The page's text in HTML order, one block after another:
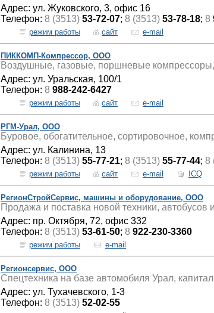
Адрес: ул. Жуковского, 3, офис 16
Телефон: 8 (3513) 53-72-07; 8 (3513) 53-78-18; 8
режим работы сайт e-mail
ПИККОМП-Компрессор, ООО
Воздушные, газовые, поршневые
Адрес: ул. Уральская, 100/1
Телефон: 8 988-242-6427
режим работы сайт e-mail
РГМ-Урал, ООО
Буровое, обогатительное, сортировочное,
Адрес: ул. Калинина, 13
Телефон: 8 (3513) 55-77-21; 8 (3513) 55-77-44; 8
режим работы сайт e-mail ICQ
РегионСтройСервис, машины и оборудование, ООО
Продажа и поставка новой техники, автобусов
Адрес: пр. Октября, 72, офис 332
Телефон: 8 (3513) 53-61-50; 8 922-230-3360
режим работы e-mail
Регионсервис, ООО
Спецтехника на базе автомобиля Урал,
Адрес: ул. Тухачевского, 1-3
Телефон: 8 (3513) 52-02-55